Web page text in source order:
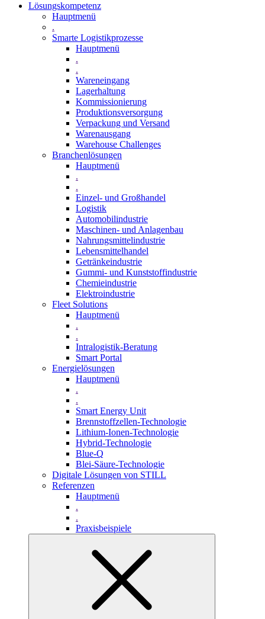
Lösungskompetenz
Hauptmenü
.
Smarte Logistikprozesse
Hauptmenü
.
.
Wareneingang
Lagerhaltung
Kommissionierung
Produktionsversorgung
Verpackung und Versand
Warenausgang
Warehouse Challenges
Branchenlösungen
Hauptmenü
.
.
Einzel- und Großhandel
Logistik
Automobilindustrie
Maschinen- und Anlagenbau
Nahrungsmittelindustrie
Lebensmittelhandel
Getränkeindustrie
Gummi­- und Kunststoffindustrie
Chemieindustrie
Elektroindustrie
Fleet Solutions
Hauptmenü
.
.
Intralogistik-Beratung
Smart Portal
Energielösungen
Hauptmenü
.
.
Smart Energy Unit
Brennstoffzellen-Technologie
Lithium-Ionen-Technologie
Hybrid-Technologie
Blue-Q
Blei-Säure-Technologie
Digitale Lösungen von STILL
Referenzen
Hauptmenü
.
.
Praxisbeispiele